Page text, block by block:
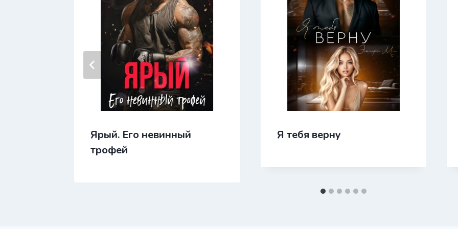
Ярый. Его невинный
трофей
Я тебя верну